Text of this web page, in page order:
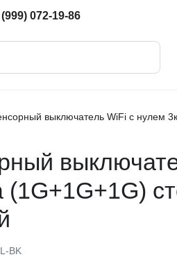
072-19-86
выключатель WiFi с нулем
(1G+1G+1G)
BK